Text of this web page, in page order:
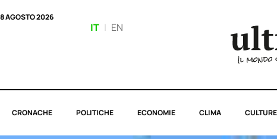
8 AGOSTO 2026
IT | EN
CRONACHE POLITICHE ECONOMIE CLIMA CULTURE